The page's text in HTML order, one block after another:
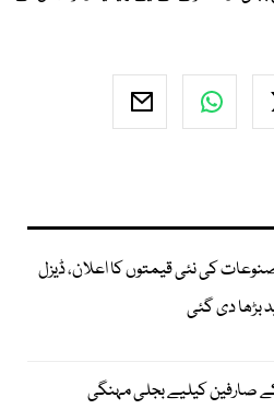
کی نئی قیمتوں کا اعلان، ڈیزل
بڑھا دی گئی
صارفین کیلیے بجلی مہنگی